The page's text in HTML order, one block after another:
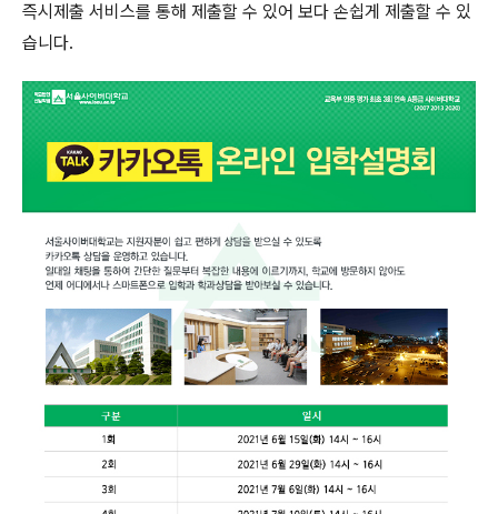
즉시제출 서비스를 통해 제출할 수 있어 보다 손쉽게 제출할 수 있
습니다.